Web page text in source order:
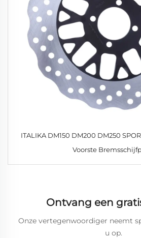
ITALIKA DM150 DM200 DM250
Voorste
Ontvang een
Onze vertegenwoordiger neemt
u op.